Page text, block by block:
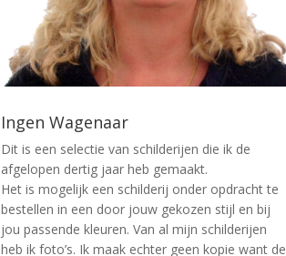
Ingen Wagenaar
Dit is een selectie van schilderijen die ik de
afgelopen dertig jaar heb gemaakt.
Het is mogelijk een schilderij onder opdracht te
bestellen in een door jouw gekozen stijl en bij
jou passende kleuren. Van al mijn schilderijen
heb ik foto’s. Ik maak echter geen kopie want de